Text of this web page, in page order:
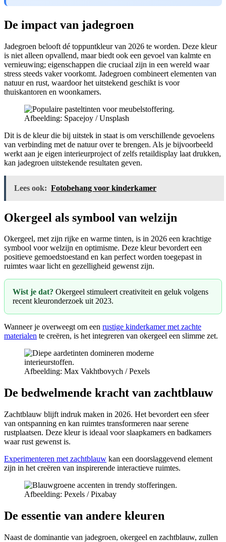
De impact van jadegroen
Jadegroen belooft dé toppuntkleur van 2026 te worden. Deze kleur
is niet alleen opvallend, maar biedt ook een gevoel van kalmte en
vernieuwing; eigenschappen die cruciaal zijn in een wereld waar
stress steeds vaker voorkomt. Jadegroen combineert elementen van
natuur en rust, waardoor het uitstekend geschikt is voor
thuiskantoren en woonkamers.
Afbeelding: Spacejoy / Unsplash
Dit is de kleur die bij uitstek in staat is om verschillende gevoelens
van verbinding met de natuur over te brengen. Als je bijvoorbeeld
werkt aan je eigen interieurproject of zelfs retaildisplay laat drukken,
kan jadegroen uitstekende resultaten geven.
Lees ook: Fotobehang voor kinderkamer
Okergeel als symbool van welzijn
Okergeel, met zijn rijke en warme tinten, is in 2026 een krachtige
symbool voor welzijn en optimisme. Deze kleur bevordert een
positieve gemoedstoestand en kan perfect worden toegepast in
ruimtes waar licht en gezelligheid gewenst zijn.
Wist je dat? Okergeel stimuleert creativiteit en geluk volgens
recent kleuronderzoek uit 2023.
Wanneer je overweegt om een rustige kinderkamer met zachte
materialen te creëren, is het integreren van okergeel een slimme zet.
Afbeelding: Max Vakhtbovych / Pexels
De bedwelmende kracht van zachtblauw
Zachtblauw blijft indruk maken in 2026. Het bevordert een sfeer
van ontspanning en kan ruimtes transformeren naar serene
rustplaatsen. Deze kleur is ideaal voor slaapkamers en badkamers
waar rust gewenst is.
Experimenteren met zachtblauw kan een doorslaggevend element
zijn in het creëren van inspirerende interactieve ruimtes.
Afbeelding: Pexels / Pixabay
De essentie van andere kleuren
Naast de dominantie van jadegroen, okergeel en zachtblauw, zullen